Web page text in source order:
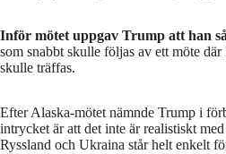
Inför mötet uppgav Trump att han
som snabbt skulle följas av ett möte
skulle träffas.
Efter Alaska-mötet nämnde Trump i
intrycket är att det inte är realistiskt
Ryssland och Ukraina står helt enkelt